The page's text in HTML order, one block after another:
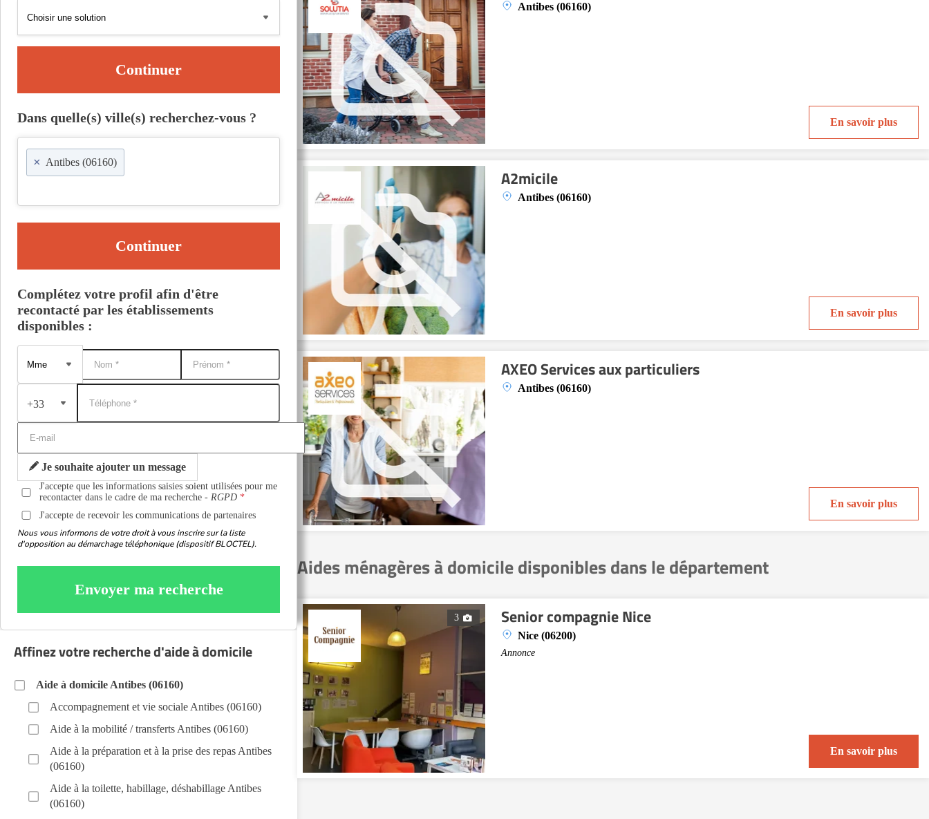
Antibes (06160)
En savoir plus
A2micile
Antibes (06160)
En savoir plus
AXEO Services aux particuliers
Antibes (06160)
En savoir plus
Aides ménagères à domicile disponibles dans le département
3 Senior compagnie Nice
Nice (06200)
Annonce
En savoir plus
Continuer
Dans quelle(s) ville(s) recherchez-vous ?
× Antibes (06160)
Continuer
Complétez votre profil afin d'être
recontacté par les établissements
disponibles :
+33
Je souhaite ajouter un message
J'accepte que les informations saisies soient utilisées pour me
recontacter dans le cadre de ma recherche -RGPD
J'accepte de recevoir les communications de partenaires
Nous vous informons de votre droit à vous inscrire sur la liste
d'opposition au démarchage téléphonique (dispositif BLOCTEL).
Envoyer ma recherche
Affinez votre recherche d'aide à domicile
Aide à domicile Antibes (06160)
Accompagnement et vie sociale Antibes (06160)
Aide à la mobilité / transferts Antibes (06160)
Aide à la préparation et à la prise des repas Antibes
(06160)
Aide à la toilette, habillage, déshabillage Antibes
(06160)